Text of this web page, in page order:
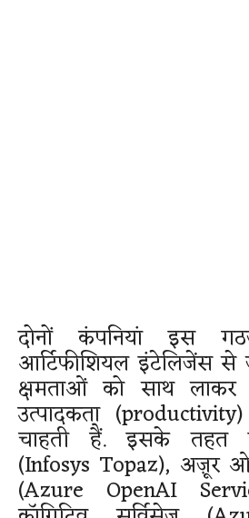
दोनों कंपनियां इस
आर्टिफीशियल इंटेलिजेंस से
क्षमताओं को साथ
उत्पादकता
चाहती हैं. इसके तहत
(Infosys Topaz), अज़ूर
(Azure OpenAI